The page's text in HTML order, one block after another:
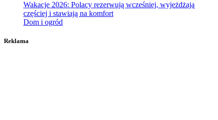
Wakacje 2026: Polacy rezerwują wcześniej, wyjeżdżają
częściej i stawiają na komfort
Dom i ogród
Reklama